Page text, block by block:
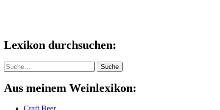
Lexikon durchsuchen:
Suche Suche
Aus meinem Weinlexikon: